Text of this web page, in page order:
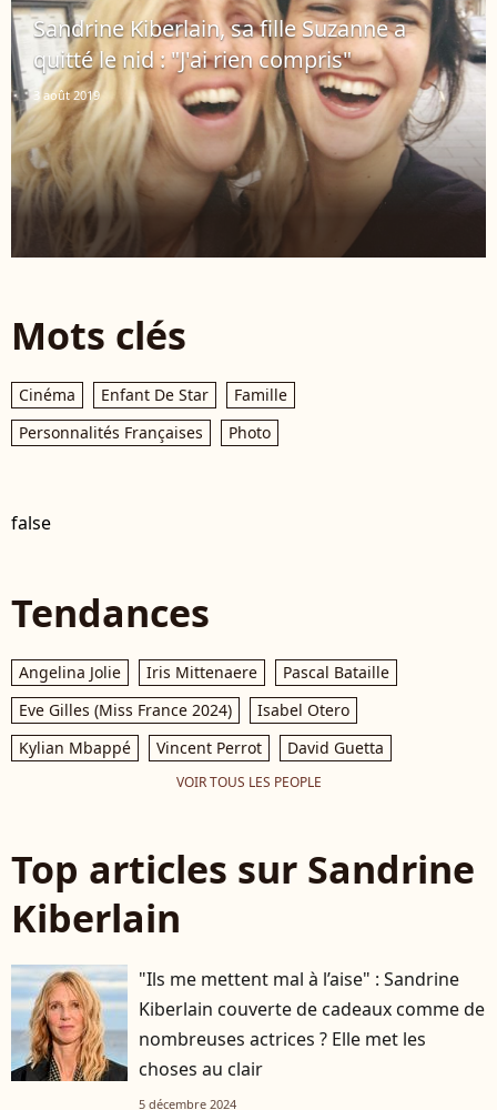
Sandrine Kiberlain, sa fille Suzanne a
quitté le nid : "J'ai rien compris"
3 août 2019
Mots clés
Cinéma Enfant De Star
Famille
Personnalités Françaises
Photo
false
Tendances
Angelina Jolie Iris Mittenaere
Pascal Bataille
Eve Gilles (Miss France 2024)
Isabel Otero
Kylian Mbappé
Vincent Perrot David Guetta
VOIR TOUS LES PEOPLE
Top articles sur Sandrine
Kiberlain
"Ils me mettent mal à l’aise" : Sandrine
Kiberlain couverte de cadeaux comme de
nombreuses actrices ? Elle met les
choses au clair
5 décembre 2024